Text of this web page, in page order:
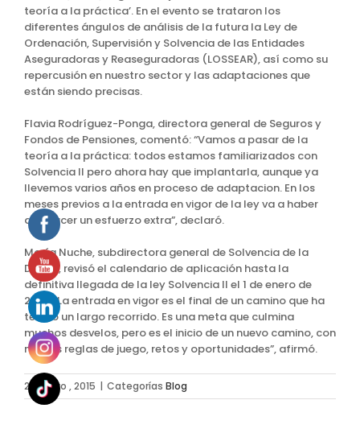
teoría a la práctica’. En el evento se trataron los
diferentes ángulos de análisis de la futura la Ley de
Ordenación, Supervisión y Solvencia de las Entidades
Aseguradoras y Reaseguradoras (LOSSEAR), así como su
repercusión en nuestro sector y las adaptaciones que
están siendo precisas.
Flavia Rodríguez-Ponga, directora general de Seguros y
Fondos de Pensiones, comentó: “Vamos a pasar de la
teoría a la práctica: todos estamos familiarizados con
Solvencia II pero ahora hay que implantarla, aunque ya
llevemos varios años en proceso de adaptacion. En los
meses previos a la entrada en vigor de la ley va a haber
que hacer un esfuerzo extra”, declaró.
María Nuche, subdirectora general de Solvencia de la
DGSFP, revisó el calendario de aplicación hasta la
definitiva llegada de la ley Solvencia II el 1 de enero de
2016. “La entrada en vigor es el final de un camino que ha
tenido un largo recorrido. Es una meta que culmina
muchos desvelos, pero es el inicio de un nuevo camino, con
nuevas reglas de juego, retos y oportunidades”, afirmó.
22 mayo , 2015 | Categorías Blog